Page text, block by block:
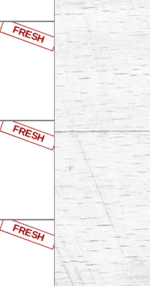
FRESH
FRESH
FRESH